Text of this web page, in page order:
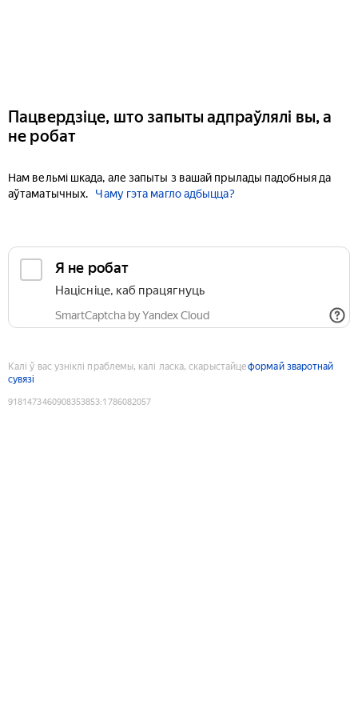
Пацвердзіце, што запыты адпраўлялі вы, а
не робат
Нам вельмі шкада, але запыты з вашай прылады падобныя да
аўтаматычных.
Чаму гэта магло адбыцца?
Я не робат
Націсніце, каб працягнуць
SmartCaptcha by Yandex Cloud
Калі ў вас узніклі праблемы, калі ласка, скарыстайцеформай зваротнай
сувязі
9181473460908353853:1786082057